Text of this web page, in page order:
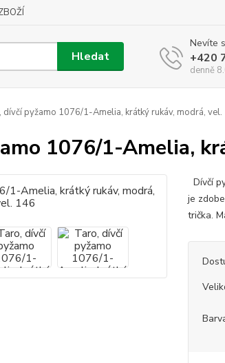
Hledat
Nevíte
+420
denně
dívčí pyžamo 1076/1-Amelia, krátký rukáv, modrá, vel.
1076/1-Amelia,
Dívčí
je
trička.